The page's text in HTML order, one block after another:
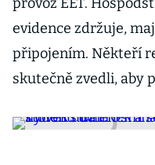
evidence zdržuje,
připojením. Někteří
skutečně zvedli, aby